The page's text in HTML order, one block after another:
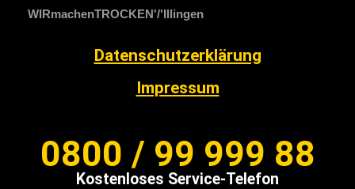
WIRmachenTROCKEN Illingen
Datenschutzerklärung
Impressum
0800 / 99 999 88
Kostenloses Service-Telefon